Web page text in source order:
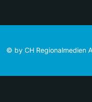
© by CH Regionalmedien